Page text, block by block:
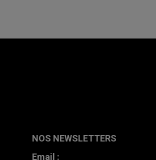
NOS NEWSLETTERS
Email :